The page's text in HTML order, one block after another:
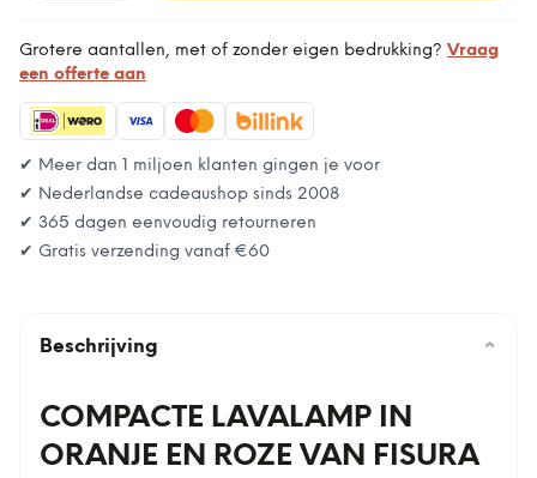
Grotere aantallen, met of zonder eigen bedrukking? Vraag
een offerte aan
✔ Meer dan 1 miljoen klanten gingen je voor
✔ Nederlandse cadeaushop sinds 2008
✔ 365 dagen eenvoudig retourneren
✔ Gratis verzending vanaf €60
Beschrijving ⌄
COMPACTE LAVALAMP IN
ORANJE EN ROZE VAN FISURA